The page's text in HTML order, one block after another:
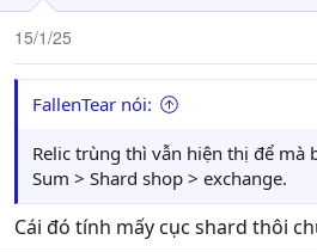
15/1/25
FallenTear nói:
Relic trùng thì vẫn hiện thị để mà
Sum > Shard shop > exchange.
Cái đó tính mấy cục shard thôi